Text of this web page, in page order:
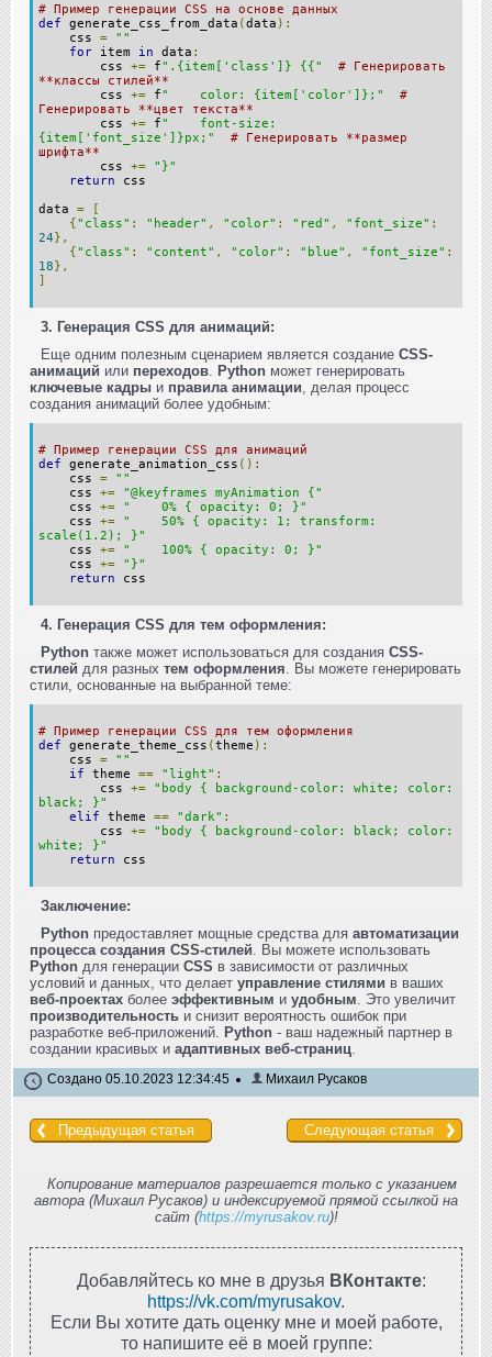
# Пример генерации CSS на основе данных
def generate_css_from_data (data ):
css =
""
for item in data :
css += f".{item['class']} {{"
# Генерировать
**классы стилей**
css += f" color: {item['color']};"
#
Генерировать **цвет текста**
css += f" font-size:
{item['font_size']}px;"
# Генерировать **размер
шрифта**
css +=
"}"
return css
data =
[
{"class" : "header" , "color" : "red" , "font_size" :
24},
{"class" : "content" , "color" : "blue" , "font_size" :
18},
]
3. Генерация CSS для анимаций:
Еще одним полезным сценарием является создание CSS-
анимаций или переходов Python может генерировать
ключевые кадры и правила анимации , делая процесс
создания анимаций более удобным:
# Пример генерации CSS для анимаций
def generate_animation_css ():
css =
""
css +=
"@keyframes myAnimation {"
css +=
" 0% { opacity: 0; }"
css +=
" 50% { opacity: 1; transform:
scale(1.2); }"
css +=
" 100% { opacity: 0; }"
css +=
"}"
return css
4. Генерация CSS для тем оформления:
Python также может использоваться для создания CSS-
стилей для разных тем оформления . Вы можете генерировать
стили, основанные на выбранной теме:
# Пример генерации CSS для тем оформления
def generate_theme_css (theme ):
css =
""
if theme == "light" :
css +=
"body { background-color: white; color:
black; }"
elif theme == "dark" :
css +=
"body { background-color: black; color:
white; }"
return css
Заключение:
Python предоставляет мощные средства для автоматизации
процесса создания CSS-стилей . Вы можете использовать
Python для генерации CSS в зависимости от различных
условий и данных, что делает управление стилями в ваших
веб-проектах более эффективным и удобным . Это увеличит
производительность и снизит вероятность ошибок при
разработке веб-приложений.
Python - ваш надежный партнер в
создании красивых и адаптивных веб-страниц
Создано 05.10.2023 12:34:45 Михаил Русаков
Предыдущая статья Следующая статья
Копирование материалов разрешается только с указанием
автора (Михаил Русаков) и индексируемой прямой ссылкой на
сайт (https://myrusakov.ru)!
Добавляйтесь ко мне в друзья ВКонтакте:
https://vk.com/myrusakov.
Если Вы хотите дать оценку мне и моей работе,
то напишите её в моей группе: